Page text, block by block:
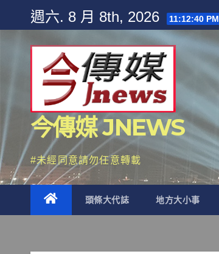
content
週六. 8 月 8th, 2026 11:12:42 PM
今傳媒 JNEWS
#未經同意請勿任意轉載
頭條大代誌 地方大小事